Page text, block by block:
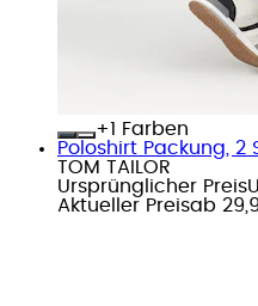
+
Farben
Poloshirt Packung,
TOM TAILOR
Ursprünglicher Preis
Aktueller Preisab